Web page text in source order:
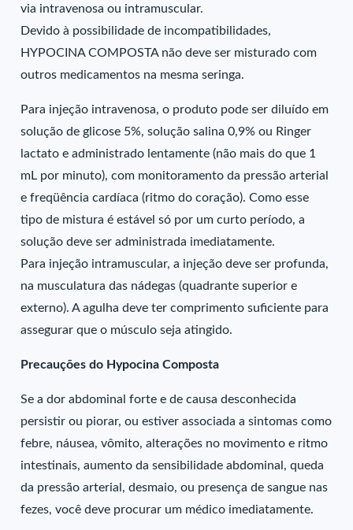
via intravenosa ou intramuscular.
Devido à possibilidade de incompatibilidades,
HYPOCINA COMPOSTA não deve ser misturado com
outros medicamentos na mesma seringa.
Para injeção intravenosa, o produto pode ser diluído em
solução de glicose 5%, solução salina 0,9% ou Ringer
lactato e administrado lentamente (não mais do que 1
mL por minuto), com monitoramento da pressão arterial
e freqüência cardíaca (ritmo do coração). Como esse
tipo de mistura é estável só por um curto período, a
solução deve ser administrada imediatamente.
Para injeção intramuscular, a injeção deve ser profunda,
na musculatura das nádegas (quadrante superior e
externo). A agulha deve ter comprimento suficiente para
assegurar que o músculo seja atingido.
Precauções do Hypocina Composta
Se a dor abdominal forte e de causa desconhecida
persistir ou piorar, ou estiver associada a sintomas como
febre, náusea, vômito, alterações no movimento e ritmo
intestinais, aumento da sensibilidade abdominal, queda
da pressão arterial, desmaio, ou presença de sangue nas
fezes, você deve procurar um médico imediatamente.